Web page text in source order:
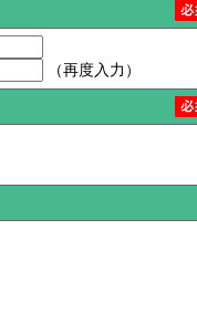
（再度入力）